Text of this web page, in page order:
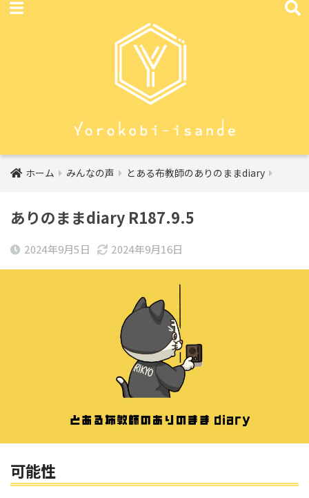
ホーム みんなの声 とある布教師のありのままdiary
ありのままdiary R187.9.5
2024年9月5日 2024年9月16日
可能性